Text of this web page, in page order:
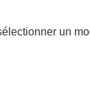
Photo/
un